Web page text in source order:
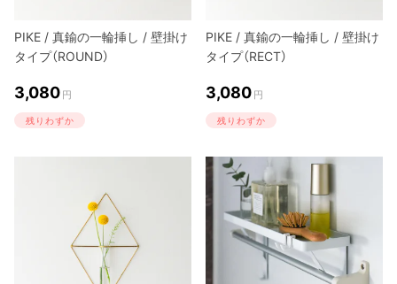
PIKE / 真鍮の一輪挿し / 壁掛け
タイプ（ROUND）
3,080 円
残りわずか
PIKE / 真鍮の一輪挿し / 壁掛け
タイプ（RECT）
3,080 円
残りわずか